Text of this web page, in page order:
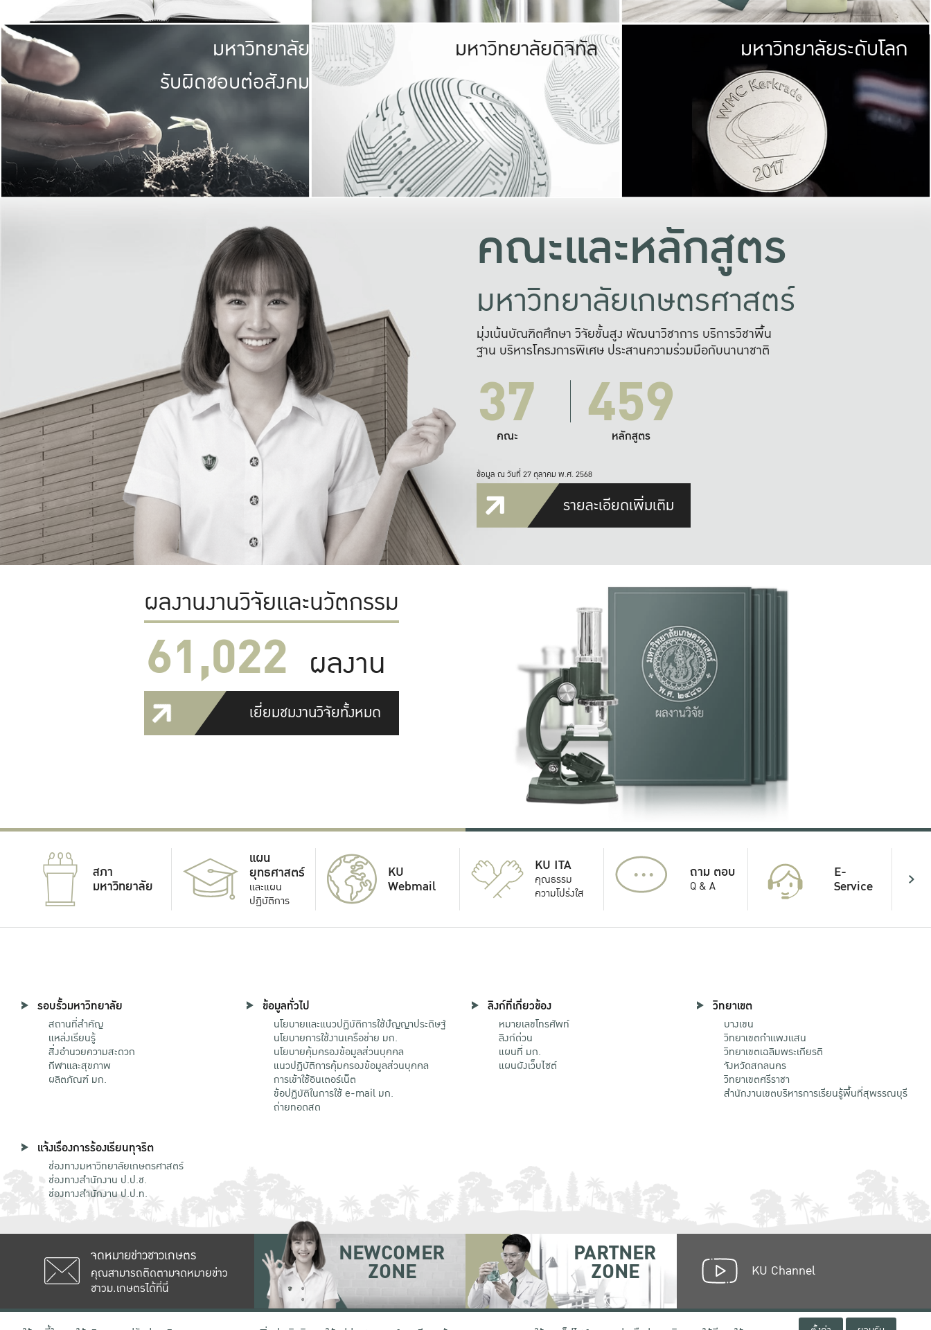
มหาวิทยาลัย
รับผิดชอบต่อสังคม
มหาวิทยาลัยรับผิดชอบต่อสังคม
ร่วมมือกับชุมชน เพื่อความกินดีอยู่ดี
และความสุขอย่างยั่งยืน
มองปัญหาในภาพกว้าง
แก้ไขจากปัญหาจุดเล็กๆ
มหาวิทยาลัยดิจิทัล มหาวิทยา
พร้อมที่จ
และผลักดันในการใช้ระบบส
เพื่อการทำงานแ
มหาวิทยาลัยระดับโลก
คณะและหลักสูตร
มหาวิทยาลัยเกษตรศาสตร์
มุ่งเน้นบัณฑิตศึกษา วิจัยขั้นสูง พัฒนาวิชาการ บริการวิชาพื้น
ฐาน บริหารโครงการพิเศษ ประสานความร่วมมือกับนานาชาติ
37
คณะ 459
หลักสูตร
ข้อมูล ณ วันที่ 27 ตุลาคม พ.ศ. 2568
รายละเอียดเพิ่มเติม
ผลงานงานวิจัยและนวัตกรรม
61,022 ผลงาน
เยี่ยมชมงานวิจัยทั้งหมด
สภา
มหาวิทยาลัย
แผน
ยุทธศาสตร์
และแผน
ปฏิบัติการ
KU
Webmail
KU ITA
คุณธรรม
ความโปร่งใส
... ถาม ตอบ
Q & A
E-
Service
รอบรั้วมหาวิทยาลัย
สถานที่สำคัญ
แหล่งเรียนรู้
สิ่งอำนวยความสะดวก
กีฬาและสุขภาพ
ผลิตภัณฑ์ มก.
ข้อมูลทั่วไป
นโยบายและแนวปฏิบัติการใช้ปัญญาประดิษฐ์
นโยบายการใช้งานเครือข่าย มก.
นโยบายคุ้มครองข้อมูลส่วนบุคคล
แนวปฏิบัติการคุ้มครองข้อมูลส่วนบุคคล
การเข้าใช้อินเตอร์เน็ต
ข้อปฏิบัติในการใช้ e-mail มก.
ถ่ายทอดสด
ลิงก์ที่เกี่ยวข้อง
หมายเลขโทรศัพท์
ลิงก์ด่วน
แผนที่ มก.
แผนผังเว็บไซต์
วิทยาเขต
บางเขน
วิทยาเขตกําแพงแสน
วิทยาเขตเฉลิมพระเกียรติ
จังหวัดสกลนคร
วิทยาเขตศรีราชา
สำนักงานเขตบริหารการเรียนรู้พื้นที่สุพรรณบุรี
แจ้งเรื่องการร้องเรียนทุจริต
ช่องทางมหาวิทยาลัยเกษตรศาสตร์
ช่องทางสำนักงาน ป.ป.ช.
ช่องทางสำนักงาน ป.ป.ท.
จดหมายข่าวชาวเกษตร
คุณสามารถติดตามจดหมายข่าว
ชาวม.เกษตรได้ที่นี่
NEWCOMER
ZONE
PARTNER
ZONE KU Channel